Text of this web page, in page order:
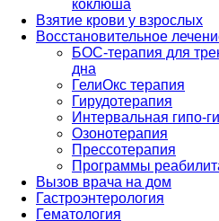
коклюша
Взятие крови у взрослых
Восстановительное
БОС-терапия для
дна
ГелиОкс терапия
Гирудотерапия
Интервальная гипо-
Озонотерапия
Прессотерапия
Программы
Вызов врача на дом
Гастроэнтерология
Гематология